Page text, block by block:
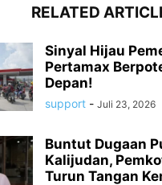
RELATED
Sinyal Hijau
Pertamax
Depan!
support - Juli 23, 2026
Buntut Dugaan
Kalijudan,
Turun Tangan